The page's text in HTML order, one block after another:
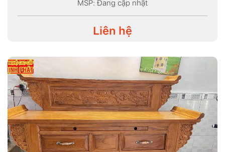
MSP: Đang cập nhật
Liên hệ